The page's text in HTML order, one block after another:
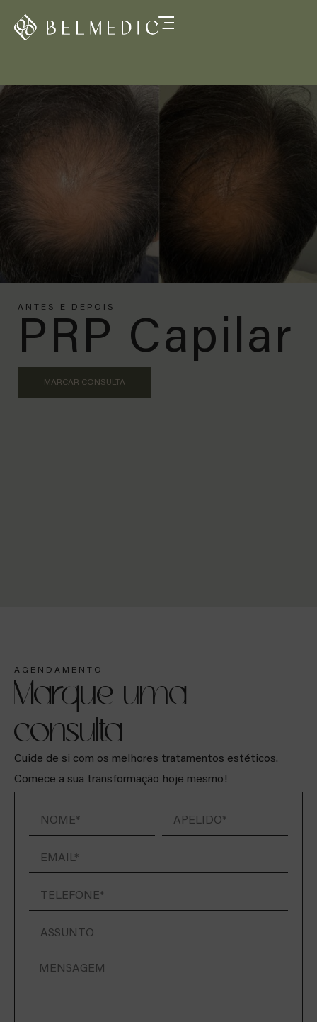
ANTES E DEPOIS
PRP Capilar
MARCAR CONSULTA
AGENDAMENTO
Marque uma
consulta
Cuide de si com os melhores tratamentos estéticos.
Comece a sua transformação hoje mesmo!